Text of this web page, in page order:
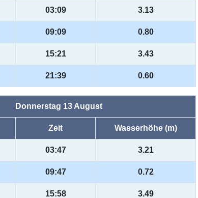
03:09 3.13
09:09 0.80
15:21 3.43
21:39 0.60
Donnerstag 13 August
Zeit Wasserhöhe (m)
03:47 3.21
09:47 0.72
15:58 3.49